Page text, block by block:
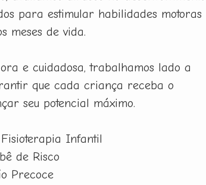
para estimular habilidades motoras
meses de vida.
e cuidadosa, trabalhamos lado a
que cada criança receba o
seu potencial máximo.
Infantil
de Risco
Precoce